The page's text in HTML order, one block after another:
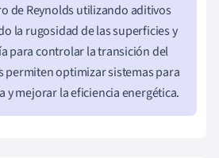
de Reynolds utilizando aditivos
la rugosidad de las superficies y
para controlar la transición del
permiten optimizar sistemas para
y mejorar la eficiencia energética.